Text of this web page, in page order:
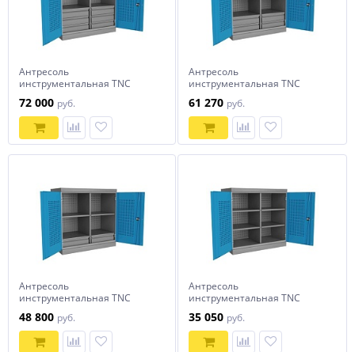
Антресоль
инструментальная TNC
72 000 руб.
Антресоль
инструментальная TNC
61 270 руб.
Антресоль
инструментальная TNC
48 800 руб.
Антресоль
инструментальная TNC
35 050 руб.